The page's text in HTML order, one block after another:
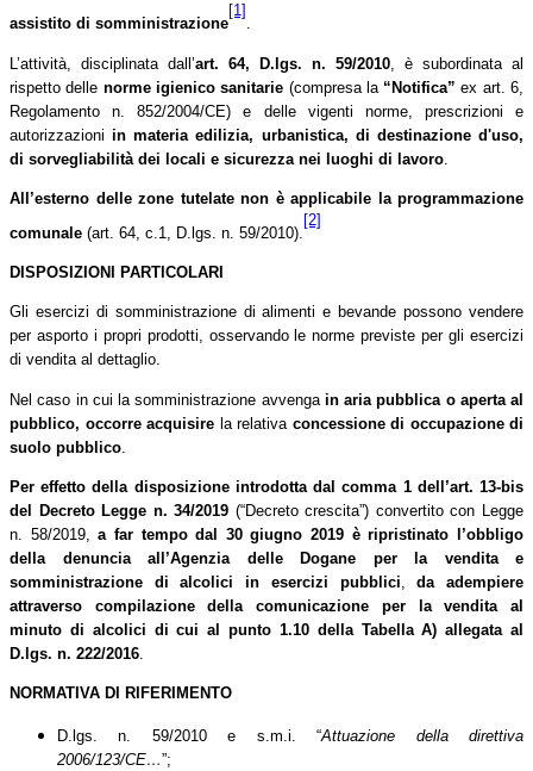
assistito di somministrazione
[1]
.
L’attività, disciplinata dall’art. 64, D.lgs. n. 59/2010 , è subordinata al
rispetto delle norme igienico sanitarie (compresa la “Notifica” ex art. 6,
Regolamento n. 852/2004/CE) e delle vigenti norme, prescrizioni e
autorizzazioniin materia edilizia, urbanistica, di destinazione d'uso,
di sorvegliabilità dei locali e sicurezza nei luoghi di lavoro
All’esterno delle zone tutelate non è applicabile la programmazione
comunale (art. 64, c.1, D.lgs. n. 59/2010).
[2]
DISPOSIZIONI PARTICOLARI
Gli esercizi di somministrazione di alimenti e bevande possono vendere
per asporto i propri prodotti, osservando le norme previste per gli esercizi
di vendita al dettaglio.
Nel caso in cui la somministrazione avvenga in aria pubblica o aperta al
pubblico, occorre acquisire la relativa concessione di occupazione di
suolo pubblico
Per effetto della disposizione introdotta dal comma 1 dell’art. 13-bis
del Decreto Legge n. 34/2019 (“Decreto crescita”) convertito con Legge
n. 58/2019,a far tempo dal 30 giugno 2019 è ripristinato l’obbligo
della denuncia all’Agenzia delle Dogane per la vendita e
somministrazione di alcolici in esercizi pubblici,da adempiere
attraverso compilazione della comunicazione per la vendita al
minuto di alcolici di cui al punto 1.10 della Tabella A) allegata al
D.lgs. n. 222/2016.
NORMATIVA DI RIFERIMENTO
D.lgs. n. 59/2010 e s.m.i. “Attuazione della direttiva
2006/123/CE…”;